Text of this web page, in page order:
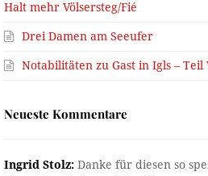
Halt mehr Völsersteg/Fié
Drei Damen am Seeufer
Notabilitäten zu Gast in Igls – Teil
Neueste Kommentare
Ingrid Stolz: Danke für diesen so